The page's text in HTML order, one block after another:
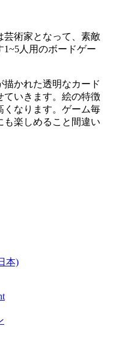
芸術家となって、素敵
人用のボードゲー
かれた透明なカード
ていきます。絵の特徴
くなります。ゲーム毎
も楽しめること間違い
本)